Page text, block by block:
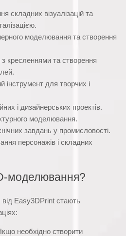
складних візуалізацій та
моделювання та створення
кресленнями та створення
інструмент для творчих і
і дизайнерських проектів.
моделювання.
завдань у промисловості.
персонажів і складних
моделювання?
Easy3DPrint стають
необхідно створити